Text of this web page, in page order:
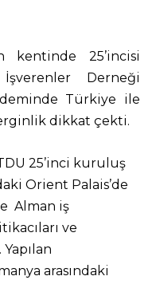
kentinde 25’incisi
Derneği
Türkiye ile
dikkat çekti.
25’inci kuruluş
Orient Palais’de
Alman iş
ve
arasındaki